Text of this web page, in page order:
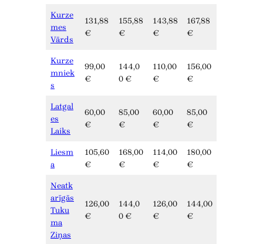
Kurze
mes
Vārds
131,88
€
155,88
€
143,88
€
167,88
€
Kurze
mniek
s
99,00
€
144,0
0 €
110,00
€
156,00
€
Latgal
es
Laiks
60,00
€
85,00
€
60,00
€
85,00
€
Liesm
a
105,60
€
168,00
€
114,00
€
180,00
€
Neatk
arīgās
Tuku
ma
Ziņas
126,00
€
144,0
0 €
126,00
€
144,00
€